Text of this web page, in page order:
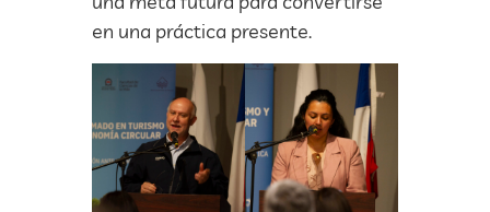
en una práctica presente.